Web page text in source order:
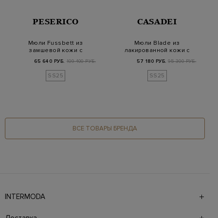
PESERICO
Мюли Fussbett из
замшевой кожи с
цепочками
65 640 РУБ. 109 400 РУБ.
SS25
CASADEI
Мюли Blade из
лакированной кожи с
57 180 РУБ. 95 300 РУБ.
SS25
ВСЕ ТОВАРЫ БРЕНДА
INTERMODA
брендов на 4 этажах в самом центре города. На сайте